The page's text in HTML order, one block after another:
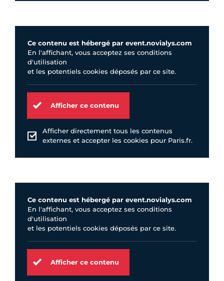
Ce contenu est hébergé par event.novialys.com
En l'affichant, vous acceptez ses conditions
d'utilisation
et les potentiels cookies déposés par ce site.
Afficher ce contenu
Afficher directement tous les contenus
externes et accepter les cookies pour Paris.fr.
Ce contenu est hébergé par event.novialys.com
En l'affichant, vous acceptez ses conditions
d'utilisation
et les potentiels cookies déposés par ce site.
Afficher ce contenu